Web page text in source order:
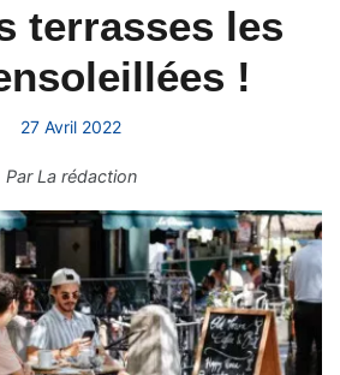
terrasses les
!
27 Avril 2022
ParLa rédaction